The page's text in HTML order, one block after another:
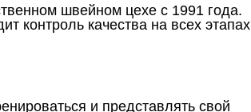
швейном цехе с 1991 года.
контроль качества на всех
и представлять свой